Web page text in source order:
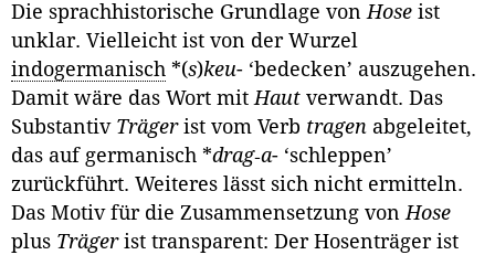
Die sprachhistorische Grundlage vonHose ist
unklar. Vielleicht ist von der Wurzel
indogermanisch *(s)keu- ‘bedecken’ auszugehen.
Damit wäre das Wort mitHaut verwandt. Das
Substantiv Trägerist vom Verb tragen abgeleitet,
das auf germanisch *drag‑a- ‘schleppen’
zurückführt. Weiteres lässt sich nicht ermit­teln.
Das Motiv für die Zusammensetzung vonHose
plus Trägerist transpa­rent: Der Hosenträger ist